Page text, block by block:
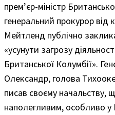
прем’єр-міністр
генеральний прокурор від
Мейтленд публічно
«усунути загрозу
Британської Колумбії».
Олександр, голова
писав своєму начальству,
наполегливим, особливо у